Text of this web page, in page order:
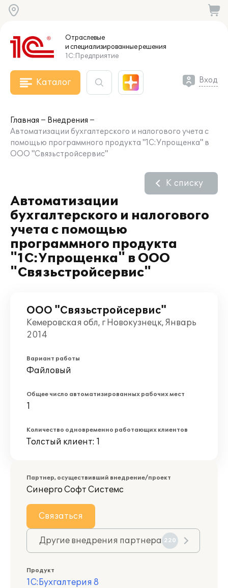
Отраслевые
и специализированныерешения
1С:Предприятие
Каталог Вход
Главная
Внедрения
Автоматизации бухгалтерского и налогового учета с
помощью программного продукта "1С:Упрощенка" в
ООО "Связьстройсервис"
Автоматизации
бухгалтерского и налогового
учета с помощью
программного продукта
"1С:Упрощенка" в ООО
"Связьстройсервис"
К списку
ООО "Связьстройсервис"
Кемеровская обл, г Новокузнецк, Январь
2014
Вариант работы
Файловый
Общее число автоматизированных рабочих мест
1
Количество одновременно работающих клиентов
Толстый клиент: 1
Партнер, осуществивший внедрение/проект
Синерго Софт Системс
Связаться
Другие внедрения партнера 220
Продукт
1С:Бухгалтерия 8